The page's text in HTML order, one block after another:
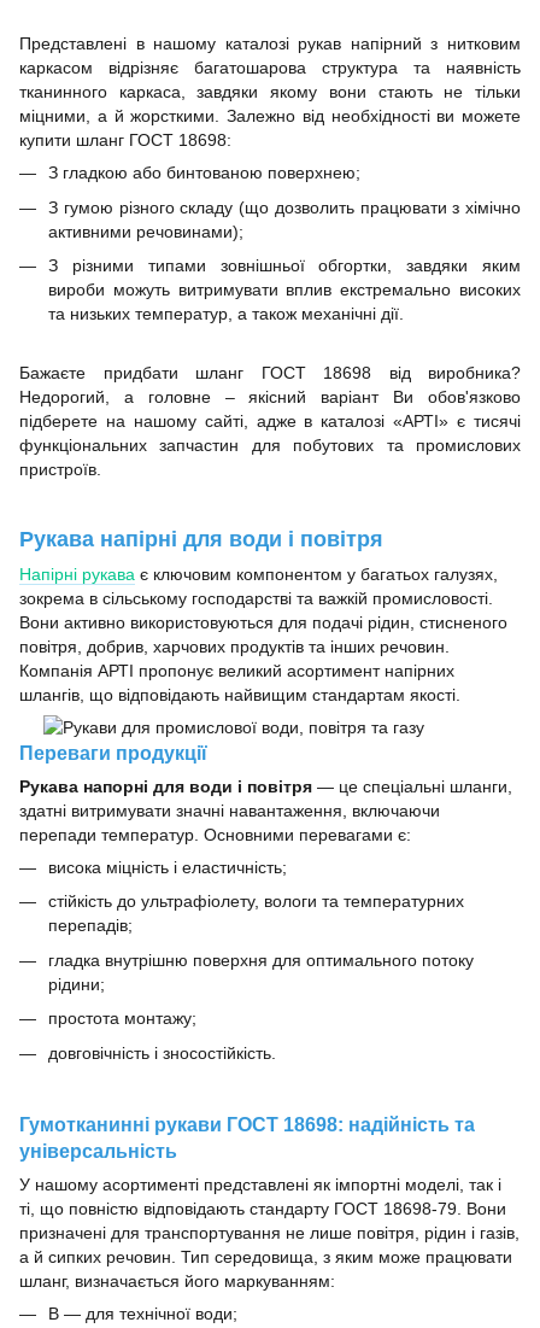
Представлені в нашому каталозі рукав напірний з нитковим
каркасом відрізняє багатошарова структура та наявність
тканинного каркаса, завдяки якому вони стають не тільки
міцними, а й жорсткими. Залежно від необхідності ви можете
купити шланг ГОСТ 18698:
З гладкою або бинтованою поверхнею;
З гумою різного складу (що дозволить працювати з хімічно
активними речовинами);
З різними типами зовнішньої обгортки, завдяки яким
вироби можуть витримувати вплив екстремально високих
та низьких температур, а також механічні дії.
Бажаєте придбати шланг ГОСТ 18698 від виробника?
Недорогий, а головне – якісний варіант Ви обов'язково
підберете на нашому сайті, адже в каталозі «АРТІ» є тисячі
функціональних запчастин для побутових та промислових
пристроїв.
Рукава напірні для води і повітря
Напірні рукава є ключовим компонентом у багатьох галузях,
зокрема в сільському господарстві та важкій промисловості.
Вони активно використовуються для подачі рідин, стисненого
повітря, добрив, харчових продуктів та інших речовин.
Компанія АРТІ пропонує великий асортимент напірних
шлангів, що відповідають найвищим стандартам якості.
Переваги продукції
Рукава напорні для води і повітря — це спеціальні шланги,
здатні витримувати значні навантаження, включаючи
перепади температур. Основними перевагами є:
висока міцність і еластичність;
стійкість до ультрафіолету, вологи та температурних
перепадів;
гладка внутрішню поверхня для оптимального потоку
рідини;
простота монтажу;
довговічність і зносостійкість.
Гумотканинні рукави ГОСТ 18698: надійність та
універсальність
У нашому асортименті представлені як імпортні моделі, так і
ті, що повністю відповідають стандарту ГОСТ 18698-79. Вони
призначені для транспортування не лише повітря, рідин і газів,
а й сипких речовин. Тип середовища, з яким може працювати
шланг, визначається його маркуванням:
В — для технічної води;